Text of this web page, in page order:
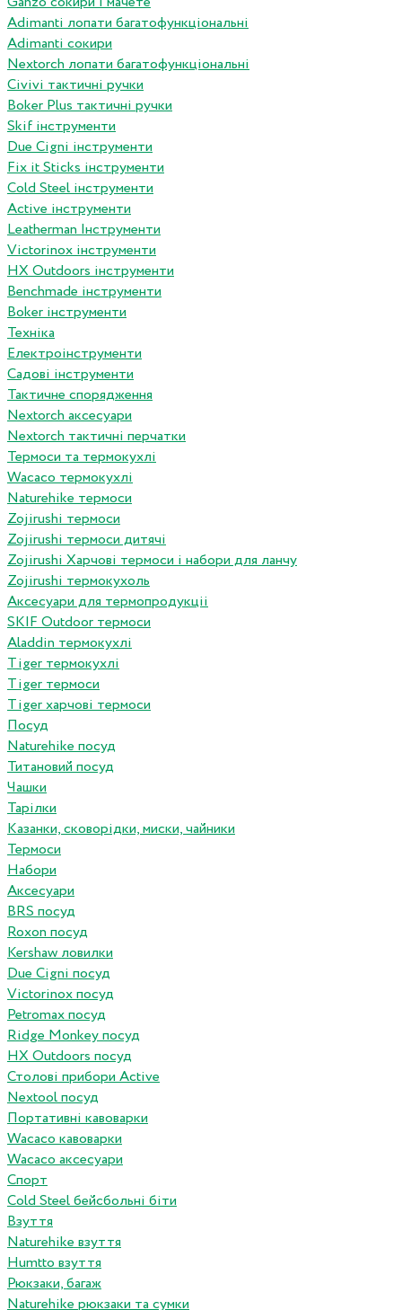
Adimanti лопати багатофункціональні
Adimanti сокири
Nextorch лопати багатофункціональні
Сivivi тактичні ручки
Boker Plus тактичні ручки
Skif інструменти
Due Cigni інструменти
Fix it Sticks інструменти
Сold Steel інструменти
Active інструменти
Leatherman Інструменти
Victorinox інструменти
HX Outdoors інструменти
Benchmade інструменти
Boker інструменти
Техніка
Електроінструменти
Садові інструменти
Тактичне спорядження
Nextorch аксесуари
Nextorch тактичні перчатки
Термоси та термокухлі
Wacaco термокухлі
Naturehike термоси
Zojirushi термоси
Zojirushi термоси дитячі
Zojirushi Харчові термоси і набори для ланчу
Zojirushi термокухоль
Аксесуари для термопродукціі
SKIF Outdoor термоси
Aladdin термокухлі
Tiger термокухлі
Tiger термоси
Tiger харчові термоси
Посуд
Naturehike посуд
Титановий посуд
Чашки
Тарілки
Казанки, сковорідки, миски, чайники
Термоси
Набори
Аксесуари
BRS посуд
Roxon посуд
Kershaw ловилки
Due Cigni посуд
Victorinox посуд
Petromax посуд
Ridge Monkey посуд
HX Outdoors посуд
Столові прибори Active
Nextool посуд
Портативні кавоварки
Wacaco кавоварки
Wacaco аксесуари
Спорт
Cold Steel бейсбольні біти
Взуття
Naturehike взуття
Humtto взуття
Рюкзаки, багаж
Naturehike рюкзаки та сумки